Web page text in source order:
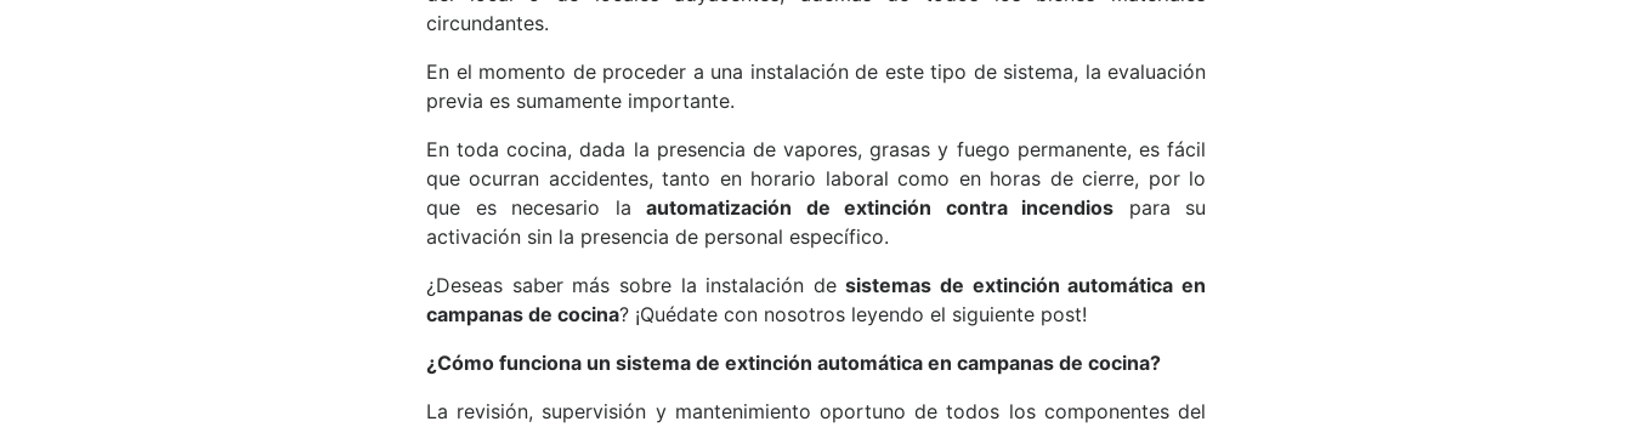
circundantes.
En el momento de proceder a una instalación de este tipo de sistema, la evaluación
previa es sumamente importante.
En toda cocina, dada la presencia de vapores, grasas y fuego permanente, es fácil
que ocurran accidentes, tanto en horario laboral como en horas de cierre, por lo
que es necesario la automatización de extinción contra incendios para su
activación sin la presencia de personal específico.
¿Deseas saber más sobre la instalación desistemas de extinción automática en
campanas de cocina? ¡Quédate con nosotros leyendo el siguiente post!
¿Cómo funciona un sistema de extinción automática en campanas de cocina?
La revisión, supervisión y mantenimiento oportuno de todos los componentes del